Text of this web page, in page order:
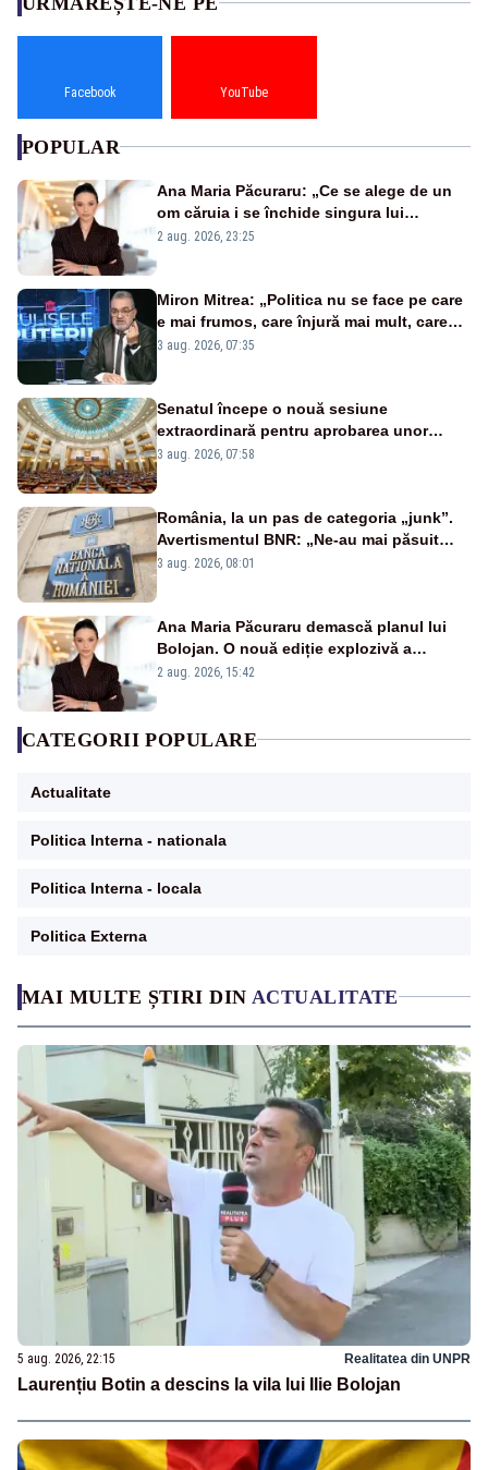
MAI MULTE ȘTIRI DIN ACTUALITATE
5 aug. 2026, 22:15 Realitatea din UNPR
Laurențiu Botin a descins la vila lui Ilie Bolojan
Facebook YouTube
POPULAR
Ana Maria Păcuraru: „Ce se alege de un
om căruia i se închide singura lui
portiță?”
2 aug. 2026, 23:25
Miron Mitrea: „Politica nu se face pe care
e mai frumos, care înjură mai mult, care
țipă mai tare, ci pe proiecte”
3 aug. 2026, 07:35
Senatul începe o nouă sesiune
extraordinară pentru aprobarea unor
jaloane din PNRR
3 aug. 2026, 07:58
România, la un pas de categoria „junk”.
Avertismentul BNR: „Ne-au mai păsuit
pentru câteva luni”
3 aug. 2026, 08:01
Ana Maria Păcuraru demască planul lui
Bolojan. O nouă ediție explozivă a
emisiunii „Miza Zilei” la Realitatea PLUS
2 aug. 2026, 15:42
CATEGORII POPULARE
Actualitate
Politica Interna - nationala
Politica Interna - locala
Politica Externa